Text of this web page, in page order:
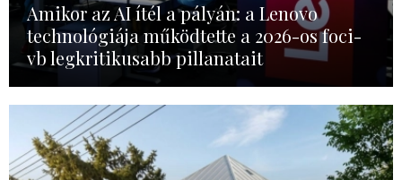
Amikor az AI ítél a pályán: a Lenovo
technológiája működtette a 2026-os foci-
vb legkritikusabb pillanatait